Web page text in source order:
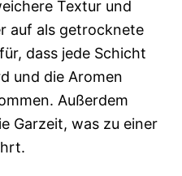
Textur und
auf als getrocknete
dass jede Schicht
und die Aromen
Außerdem
Garzeit, was zu einer